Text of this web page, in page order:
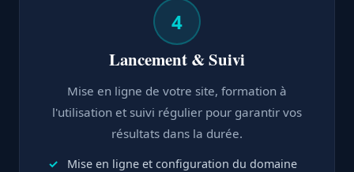
4
Lancement & Suivi
Mise en ligne de votre site, formation à
l'utilisation et suivi régulier pour garantir vos
résultats dans la durée.
Mise en ligne et configuration du domaine